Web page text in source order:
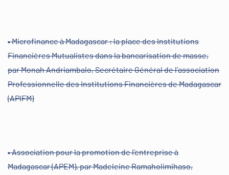
• Microfinance à Madagascar : la place des Institutions
Financières Mutualistes dans la bancarisation de masse,
par Monah Andriambalo, Secrétaire Général de l’association
Professionnelle des Institutions Financières de Madagascar
(APIFM)
• Association pour la promotion de l’entreprise à
Madagascar (APEM), par Madeleine Ramaholimihaso,